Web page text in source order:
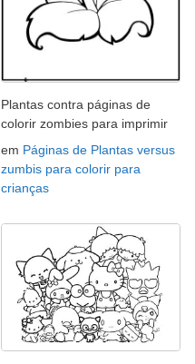
Plantas contra páginas de
colorir zombies para imprimir
em Páginas de Plantas versus
zumbis para colorir para
crianças